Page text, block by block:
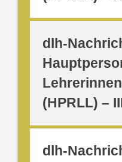
dlh-
(HPRLL) –
dlh-